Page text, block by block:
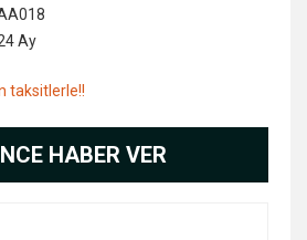
Ay
taksitlerle!!
HABER VER